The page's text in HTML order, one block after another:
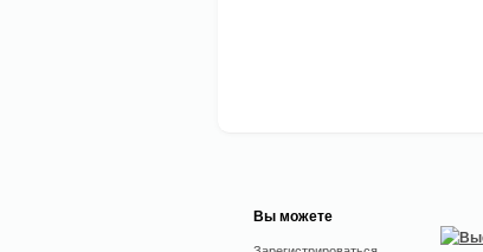
Вы можете